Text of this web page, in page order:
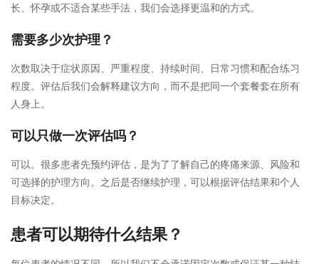
长、怀孕或不适合某些手法，我们会选择更温和的方式。
需要多少次护理？
次数取决于症状原因、严重程度、持续时间、日常习惯和配合练习
程度。评估后我们会解释建议方向，而不是把同一个套餐套在所有
人身上。
可以只做一次评估吗？
可以。很多患者先预约评估，是为了了解自己的疼痛来源、风险和
可选择的护理方向。之后是否继续护理，可以根据评估结果和个人
目标决定。
患者可以期待什么结果？